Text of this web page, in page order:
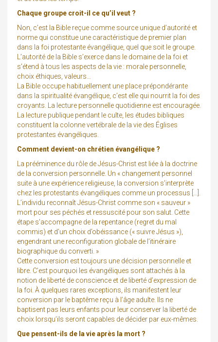
Chaque groupe croit-il ce qu’il veut ?
Non, c’est la Bible reçue comme source unique d’autorité et
norme qui constitue une caractéristique de premier plan
dans la foi protestante évangélique, quel que soit le groupe.
L’autorité de la Bible s’exerce dans le domaine de la foi et
s’étend à tous les aspects de la vie : morale personnelle,
choix éthiques, valeurs…
La Bible occupe habituellement une place prépondérante
dans la spiritualité évangélique, c’est elle qui nourrit la foi des
croyants. La lecture personnelle quotidienne est encouragée.
La lecture publique pendant le culte, les études bibliques
constituent la colonne vertébrale de la vie des Églises
protestantes évangéliques.
Comment devient-on chrétien évangélique ?
La prééminence du rôle de Jésus-Christ est liée à la doctrine
de la conversion personnelle. Un « changement personnel
suite à une expérience religieuse, la conversion s’interprète
chez les protestants évangéliques comme un processus […].
L’individu reconnaît Jésus-Christ comme son « sauveur »
mort pour ses péchés et ressuscité pour son salut. Cette
étape s’accompagne de la repentance (regret du mal
commis) et d’un choix d’obéissance (« suivre Jésus »),
engendrant une reconfiguration globale de l’itinéraire
biographique du converti. »
Cette conversion est toujours une décision personnelle et
libre. C’est pourquoi les évangéliques sont attachés à la
notion de liberté de conscience et de liberté d’expression de
la foi. À quelques rares exceptions, ils manifestent leur
conversion par le baptême reçu à l’âge adulte. Ils ne
baptisent pas leurs enfants pour leur conserver la liberté de
choix lorsqu’ils seront capables de décider par eux-mêmes.
Que pensent-ils de la vie après la mort ?